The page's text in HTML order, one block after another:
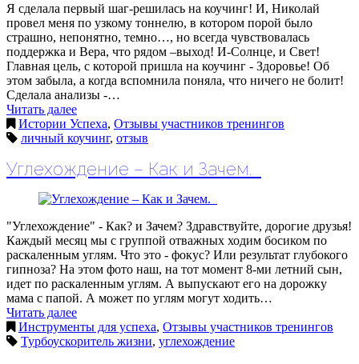
Я сделала первый шаг-решилась на коучинг! И, Николай
провел меня по узкому тоннелю, в котором порой было
страшно, непонятно, темно…, но всегда чувствовалась
поддержка и Вера, что рядом –выход! И-Солнце, и Свет!
Главная цель, с которой пришла на коучинг - Здоровье! Об
этом забыла, а когда вспомнила поняла, что ничего не болит!
Сделала анализы -…
Читать далее
Истории Успеха, Отзывы участников тренингов
личный коучинг, отзыв
Углехождение – Как и Зачем.
"Углехождение" - Как? и Зачем? Здравствуйте, дорогие друзья!
Каждый месяц мы с группой отважных ходим босиком по
раскаленным углям. Что это - фокус? Или результат глубокого
гипноза? На этом фото наш, на тот момент 8-ми летний сын,
идет по раскаленным углям. А выпускают его на дорожку
мама с папой. А может по углям могут ходить…
Читать далее
Инструменты для успеха, Отзывы участников тренингов
Турбоускоритель жизни, углехождение